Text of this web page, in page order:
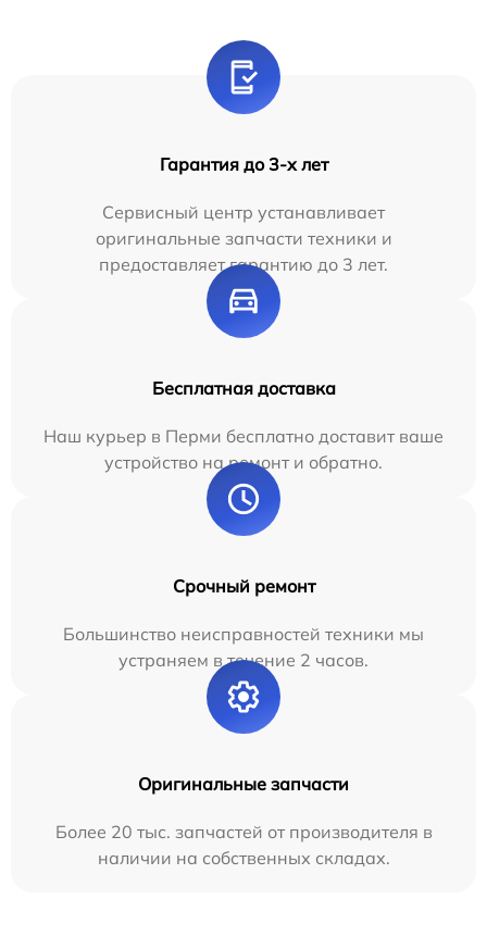
Гарантия до 3-х лет
Сервисный центр устанавливает
оригинальные запчасти техники и
предоставляет гарантию до 3 лет.
Бесплатная доставка
Наш курьер в Перми бесплатно доставит ваше
устройство на ремонт и обратно.
Срочный ремонт
Большинство неисправностей техники мы
устраняем в течение 2 часов.
Оригинальные запчасти
Более 20 тыс. запчастей от производителя в
наличии на собственных складах.